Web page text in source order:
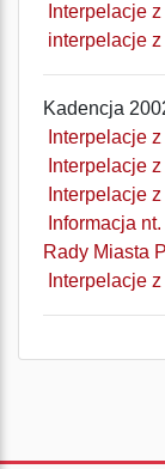
Interpelacje
interpelacje
Kadencja
Interpelacje
Interpelacje
Interpelacje
Informacja
Rady Miasta
Interpelacje